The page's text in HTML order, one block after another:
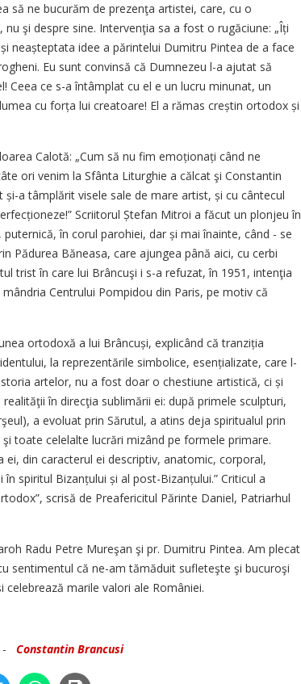
să ne bucurăm de prezenţa artistei, care, cu o
şi despre sine. Intervenţia sa a fost o rugăciune: „Îți
neaștep­tata idee a părintelui Dumitru Pintea de a face
Eu sunt convinsă că Dumnezeu l-a ajutat să
Ceea ce s-a întâmplat cu el e un lucru minunat, un
cu forța lui creatoare! El a rămas creștin ortodox și
Calotă: „Cum să nu fim emoționați când ne
ori venim la Sfânta Liturghie a călcat şi Constantin
a tâmplărit visele sale de mare artist, și cu cântecul
Scriitorul Ștefan Mitroi a făcut un plonjeu în
în corul parohiei, dar și mai înainte, când - se
Pădurea Băneasa, care ajungea până aici, cu cerbi
trist în care lui Brâncuşi i s-a refuzat, în 1951, intenţia
Centrului Pompidou din Paris, pe motiv că
ortodoxă a lui Brâncuși, explicând că tranziția
la reprezentările simbolice, esențializate, care l-
artelor, nu a fost doar o chestiune artistică, ci și
în direcţia sublimării ei: după primele sculpturi,
a evoluat prin Sărutul, a atins deja spiritualul prin
toate celelalte lucrări mizând pe formele primare.
ei, din caracterul ei descriptiv, anatomic, corporal,
spiritul Bizanțului și al post-Bi­zanțului.” Criticul a
scrisă de Preafericitul Părinte Daniel, Patriarhul
Radu Petre Mureşan şi pr. Dumitru Pintea. Am plecat
sentimentul că ne-am tămăduit sufleteşte şi bucuroşi
marile valori ale României.
Constantin Brancusi